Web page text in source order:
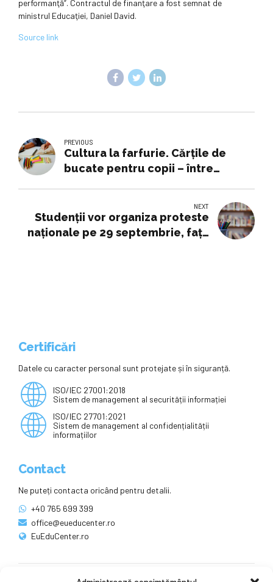
performanţă”. Contractul de finanţare a fost semnat de
ministrul Educaţiei, Daniel David.
Source link
PREVIOUS
Cultura la farfurie. Cărțile de
bucate pentru copii – între
NEXT
Studenții vor organiza proteste
naționale pe 29 septembrie, față
Certificări
Datele cu caracter personal sunt protejate și în siguranță.
ISO/IEC 27001:2018
Sistem de management al securității informației
ISO/IEC 27701:2021
Sistem de management al confidențialității
informațiilor
Contact
Ne puteți contacta oricând pentru detalii.
+40 765 699 399
office@eueducenter.ro
EuEduCenter.ro